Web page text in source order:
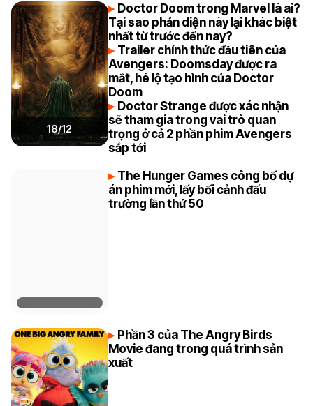
18/12
Doctor Doom trong Marvel là ai?
Tại sao phản diện này lại khác biệt
nhất từ trước đến nay?
Trailer chính thức đầu tiên của
Avengers: Doomsday được ra
mắt, hé lộ tạo hình của Doctor
Doom
Doctor Strange được xác nhận
sẽ tham gia trong vai trò quan
trọng ở cả 2 phần phim Avengers
sắp tới
The Hunger Games công bố dự
án phim mới, lấy bối cảnh đấu
trường lần thứ 50
Phần 3 của The Angry Birds
Movie đang trong quá trình sản
xuất